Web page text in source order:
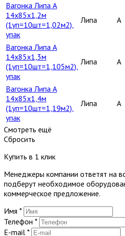
Вагонка Липа А
14х85х1,2м
(1уп=10шт=1,02м2),
упак
Липа A
Вагонка Липа А
14х85х1,3м
(1уп=10шт=1,105м2),
упак
Липа A
Вагонка Липа А
14х85х1,4м
(1уп=10шт=1,19м2),
упак
Липа A
Смотреть ещё
Сбросить
Купить в 1 клик
Менеджеры компании ответят на
подберут необходимое
коммерческое предложение.
Имя *
Телефон *
E-mail *